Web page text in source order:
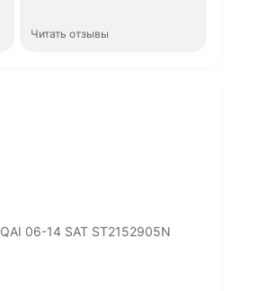
Читать отзывы
06-14 SAT ST2152905N